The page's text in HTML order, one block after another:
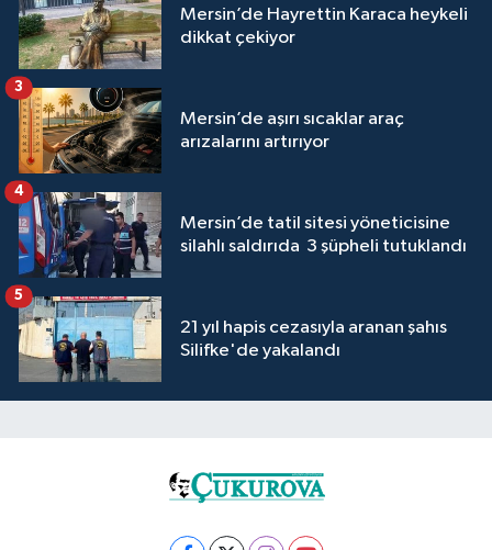
Mersin’de Hayrettin Karaca heykeli
dikkat çekiyor
Mersin’de aşırı sıcaklar araç
arızalarını artırıyor
3
Mersin’de tatil sitesi yöneticisine
silahlı saldırıda 3 şüpheli tutuklandı
4
21 yıl hapis cezasıyla aranan şahıs
Silifke'de yakalandı
5